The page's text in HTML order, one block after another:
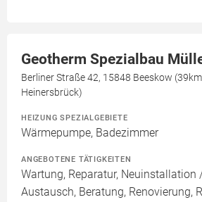
Geotherm Spezialbau
Berliner Straße 42, 15848 Beeskow
Heinersbrück)
HEIZUNG SPEZIALGEBIETE
Wärmepumpe, Badezimmer
ANGEBOTENE TÄTIGKEITEN
Wartung, Reparatur, Neuinstallation
Austausch, Beratung, Renovierung,